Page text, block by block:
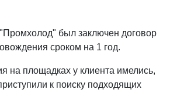
был заключен договор
сроком на 1 год.
на площадках у клиента имелись,
к поиску подходящих